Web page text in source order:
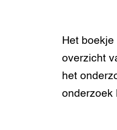
Het boekje
overzicht
het
onderzoek